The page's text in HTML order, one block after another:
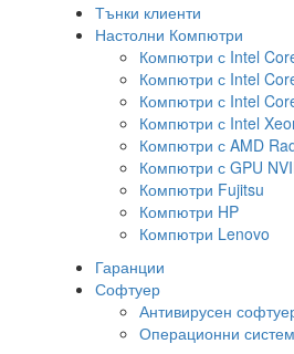
Тънки клиенти
Настолни Компютри
Компютри с Intel
Компютри с Intel
Компютри с Intel
Компютри с Intel
Компютри с AMD
Компютри с GPU
Компютри Fujitsu
Компютри HP
Компютри Lenovo
Гаранции
Софтуер
Антивирусен
Операционни